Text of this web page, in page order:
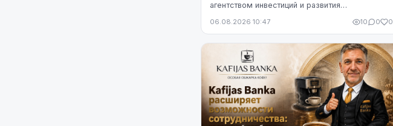
агентством инвестиций и развития
"высокой стадии готовности". Однако публично
технологий, ни проектировщик завода.
Неизвестно также, какая часть необходимого
финансирования уже обеспечена и на чем
основан прогноз экспорта.
06.08.2026 10:47 10 0 0